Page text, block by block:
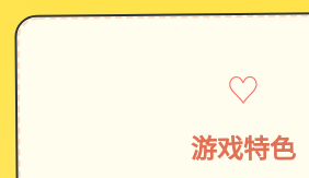
♡
游戏特色